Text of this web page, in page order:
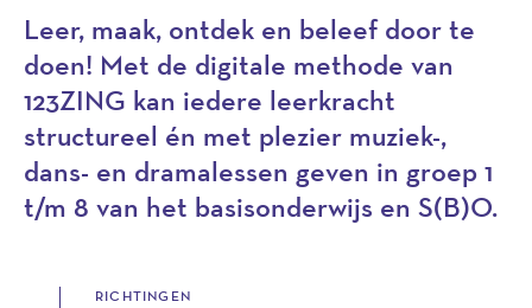
Leer, maak, ontdek en beleef door te
doen! Met de digitale methode van
123ZING kan iedere leerkracht
structureel én met plezier muziek-,
dans- en dramalessen geven in groep 1
t/m 8 van het basisonderwijs en S(B)O.
RICHTINGEN